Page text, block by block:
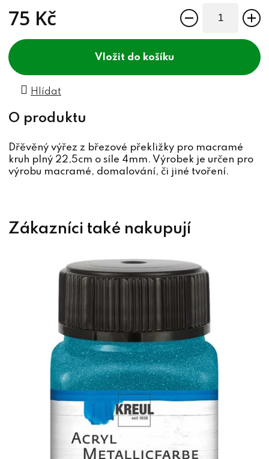
75 Kč
do košíku
Hlídat
Dřěvěný výřez z březové překližky pro macramé
kruh plný 22,5cm o síle 4mm. Výrobek je určen pro
výrobu macramé, domalování, či jiné tvoření.